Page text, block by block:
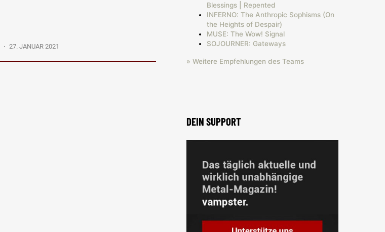
27. JANUAR 2021
Blessings | Repented
INFERNO: The Anthropic Sophisms (On
the Heights of Despair)
MUSE: The Wow! Signal
SOJOURNER: Gateways
» Weitere Empfehlungen des Teams
DEIN SUPPORT